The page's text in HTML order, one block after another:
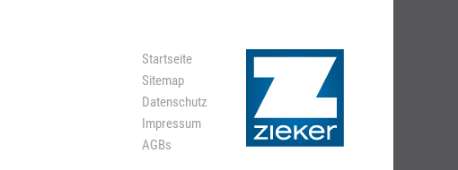
Startseite
Sitemap
Datenschutz
Impressum
AGBs